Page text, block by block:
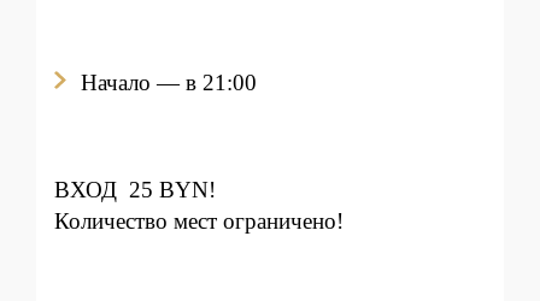
Начало — в 21:00
ВХОД 25 BYN!
Количество мест ограничено!